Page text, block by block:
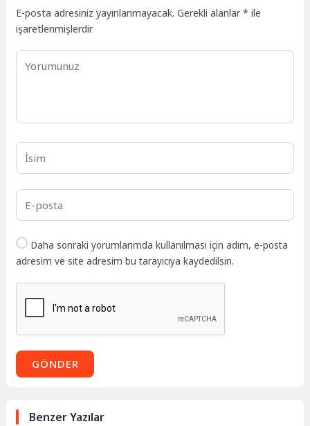
E-posta adresiniz yayınlanmayacak. Gerekli alanlar* ile
işaretlenmişlerdir
Daha sonraki yorumlarımda kullanılması için adım, e-posta
adresim ve site adresim bu tarayıcıya kaydedilsin.
GÖNDER
Benzer Yazılar